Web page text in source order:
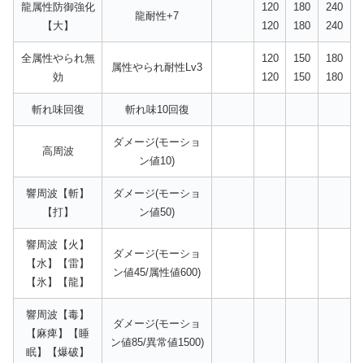
龍属性防御強化
【大】
龍耐性+7
120
120
180
180
240
240
全属性やられ無
効
属性やられ耐性Lv3
120
120
150
150
180
180
斬れ味回復 斬れ味10回復
高周波
ダメージ(モーショ
ン値10)
響周波【斬】
【打】
ダメージ(モーショ
ン値50)
響周波【火】
【水】【雷】
【氷】【龍】
ダメージ(モーショ
ン値45/属性値600)
響周波【毒】
【麻痺】【睡
眠】【爆破】
ダメージ(モーショ
ン値85/異常値1500)